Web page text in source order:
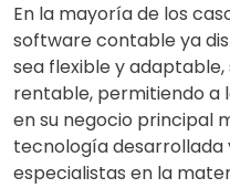
En la mayoría de los
software contable ya
sea flexible y
rentable, permitiendo a
en su negocio principal
tecnología desarrollada
especialistas en la